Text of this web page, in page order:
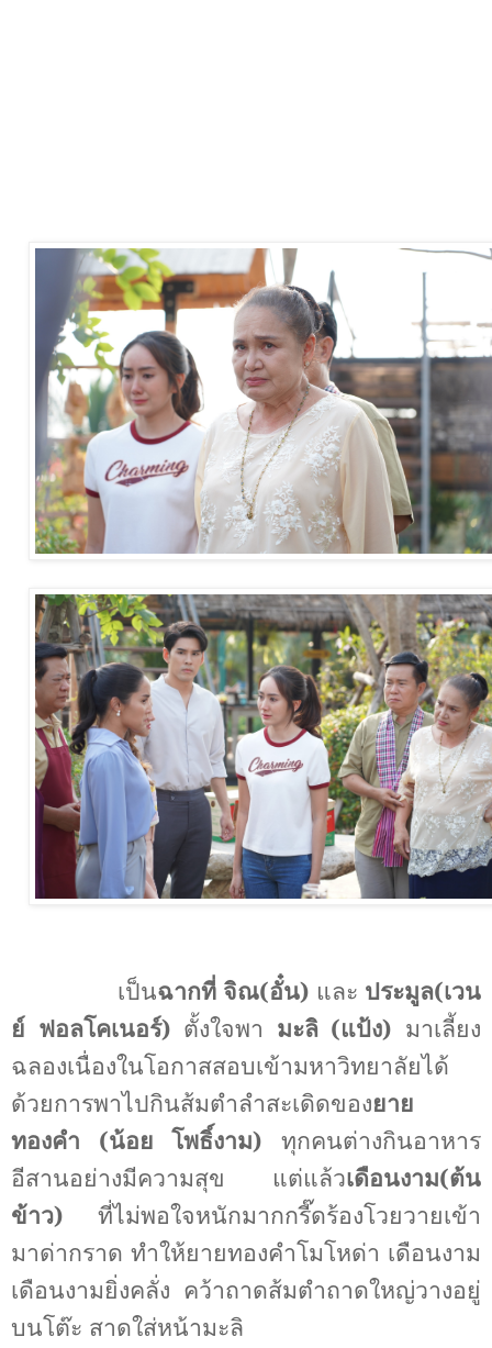
เป็นฉากที่ จิณ(อั๋น) และ ประมูล(เวน
ย์ ฟอลโคเนอร์) ตั้งใจพา มะลิ (แป้ง) มาเลี้ยง
ฉลองเนื่องในโอกาสสอบเข้ามหาวิทยาลัยได้
ด้วยการพาไปกินส้มตำลำสะเดิดของยาย
ทองคำ (น้อย โพธิ์งาม) ทุกคนต่างกินอาหาร
อีสานอย่างมีความสุข แต่แล้วเดือนงาม(ต้น
ข้าว) ที่ไม่พอใจหนักมากกรี๊ดร้องโวยวายเข้า
มาด่ากราด ทำให้ยายทองคำโมโหด่า เดือนงาม
เดือนงามยิ่งคลั่ง คว้าถาดส้มตำถาดใหญ่วางอยู่
บนโต๊ะ สาดใส่หน้ามะลิ